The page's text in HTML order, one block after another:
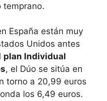
temprano.
España están muy
Unidos antes
plan Individual
, el Dúo se sitúa en
torno a 20,99 euros
los 6,49 euros.